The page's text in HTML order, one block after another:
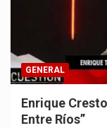
GENERAL
Enrique
Entre Ríos”